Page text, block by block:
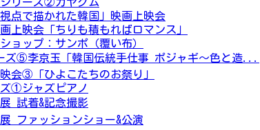
視点で描かれた韓国」映画上映会
上映会「ちりも積もればロマンス」
ョップ：サンポ（覆い布）
ズ⑤李京玉「韓国伝統手仕事 ポジャギ～色と造...
会③「ひよこたちのお祭り」
①ジャズピアノ
試着&記念撮影
ファッションショー&公演